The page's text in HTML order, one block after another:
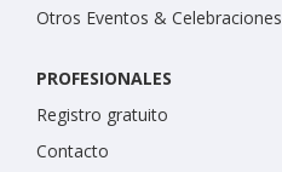
Otros Eventos & Celebraciones
PROFESIONALES
Registro gratuito
Contacto